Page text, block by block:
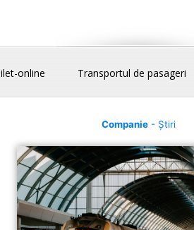
online Transportul de pasageri
Companie- Știri